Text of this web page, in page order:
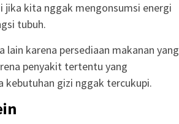
jika kita nggak mengonsumsi energi
tubuh.
lain karena persediaan makanan yang
penyakit tertentu yang
kebutuhan gizi nggak tercukupi.